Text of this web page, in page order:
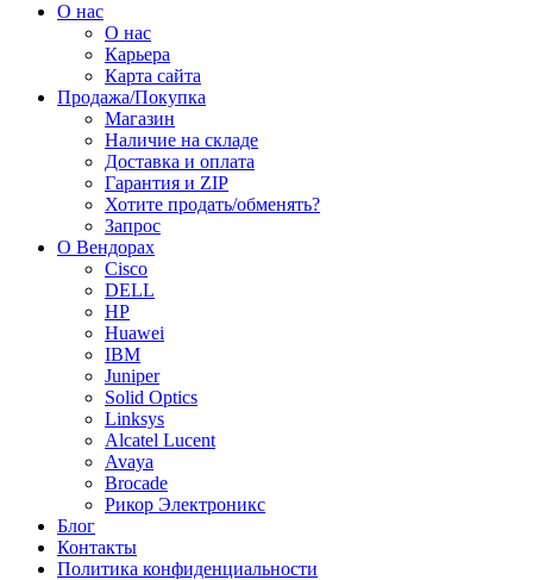
О нас
О нас
Карьера
Карта сайта
Продажа/Покупка
Магазин
Наличие на складе
Доставка и оплата
Гарантия и ZIP
Хотите продать/обменять?
Запрос
О Вендорах
Cisco
DELL
HP
Huawei
IBM
Juniper
Solid Optics
Linksys
Alcatel Lucent
Avaya
Brocade
Рикор Электроникс
Блог
Контакты
Политика конфиденциальности